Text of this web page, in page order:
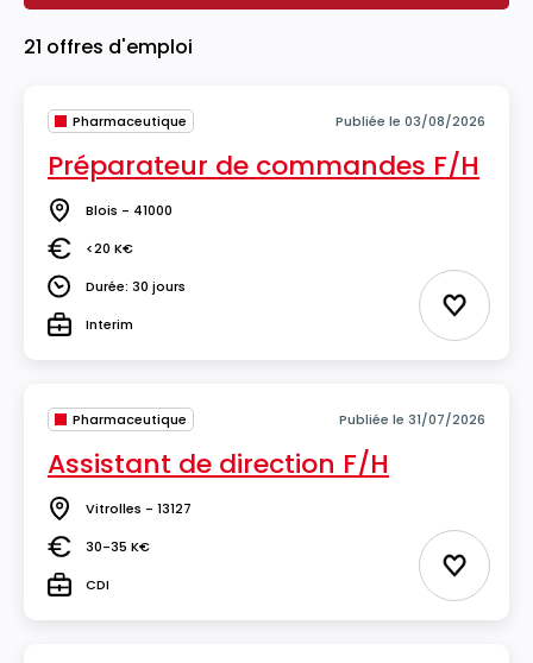
21 offres d'emploi
Pharmaceutique Publiée le 03/08/2026
Préparateur de commandes F/H
Lieu Blois - 41000
Salaire<20 K€
DuréeDurée: 30 jours
TypeInterim Ajouter
Pharmaceutique Publiée le 31/07/2026
Assistant de direction F/H
Lieu Vitrolles - 13127
Salaire30-35 K€
TypeCDI Ajouter